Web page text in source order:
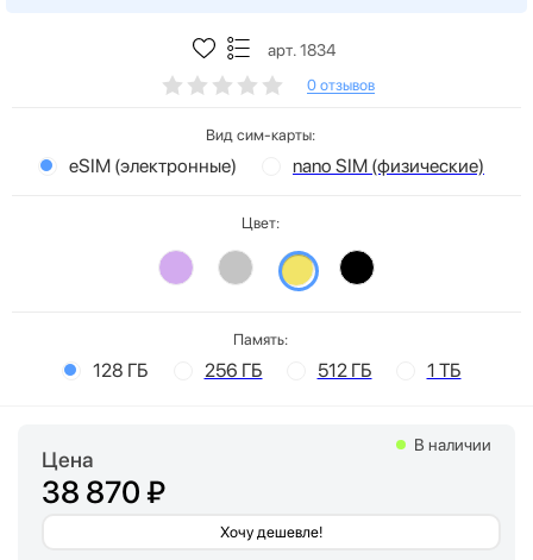
арт. 1834
0 отзывов
Вид сим-карты:
eSIM (электронные) nano SIM (физические)
Цвет:
Память:
128 ГБ 256 ГБ 512 ГБ 1 ТБ
Цена
38 870 ₽
Хочу дешевле!
В наличии